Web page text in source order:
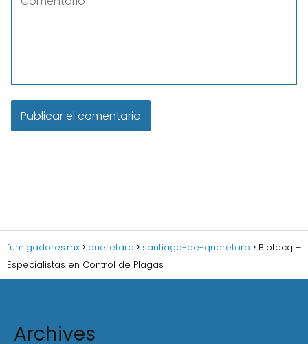
fumigadores.mx queretaro santiago-de-queretaro
Biotecq –
Especialistas en Control de Plagas
Archives